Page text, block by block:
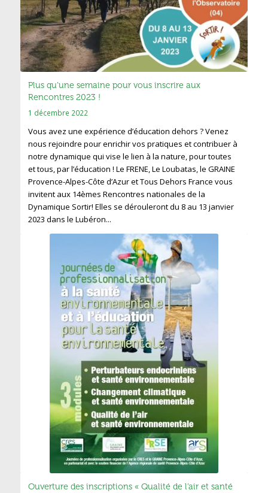
Plus qu’une semaine pour vous inscrire aux
Rencontres 2023 !
1 décembre 2022
Vous avez une expérience d’éducation dehors ? Venez
nous rejoindre pour enrichir vos pratiques et contribuer à
notre dynamique qui vise le lien à la nature, pour toutes
et tous, par l’éducation ! Le FRENE, Le Loubatas, le GRAINE
Provence-Alpes-Côte d’Azur et Tous Dehors France vous
invitent aux 14èmes Rencontres nationales de la
Dynamique Sortir! Elles se dérouleront du 8 au 13 janvier
2023 dans le Lubéron...
Ouverture des inscriptions « Qualité de l’air et santé